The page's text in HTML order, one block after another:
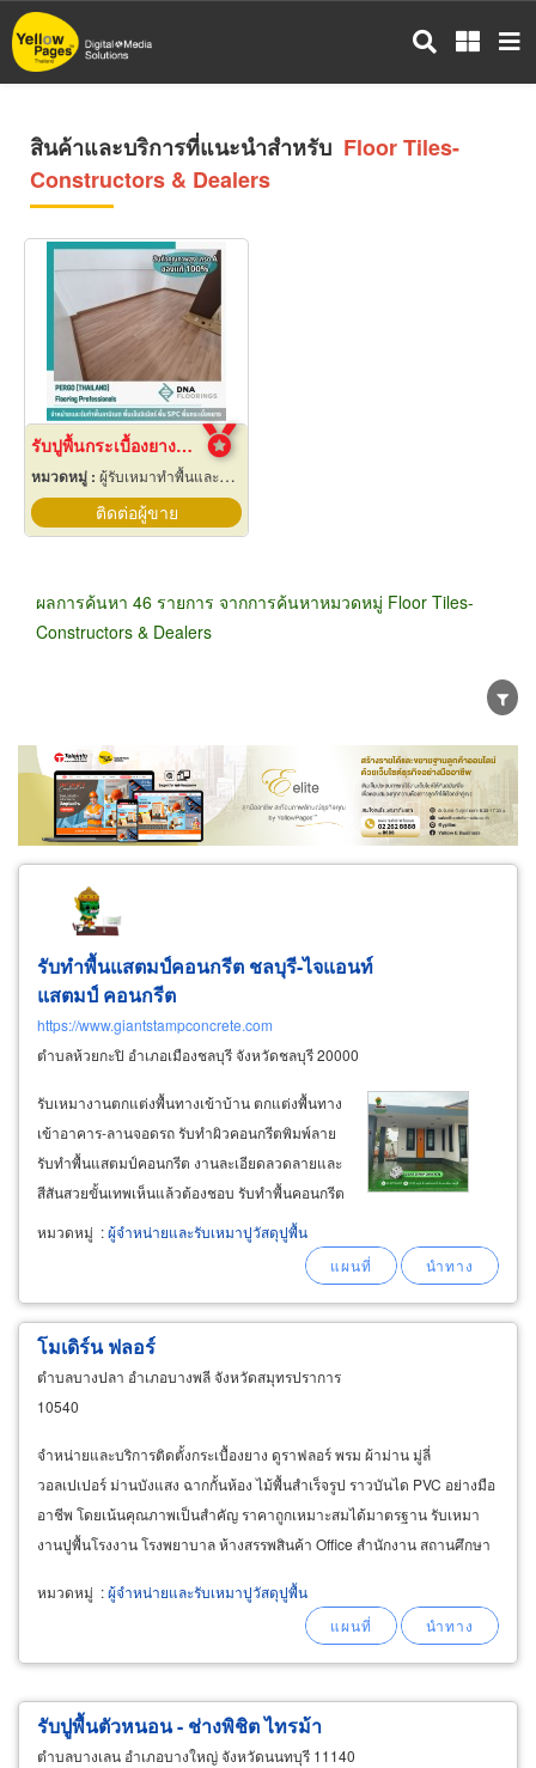
ข้าม
ไป
สินค้าและบริการที่แนะนำสำหรับ Floor Tiles-
Constructors & Dealers
รับปูพื้นกระเบื้องยางลายไม้
หมวดหมู่ : ผู้รับเหมาทำพื้นและทางเดิน
ติดต่อผู้ขาย
ผลการค้นหา 46 รายการ จากการค้นหาหมวดหมู่ Floor Tiles-
Constructors & Dealers
ขายส่ง ขายปลีก ผู้ผลิต
ตัวแทนจัดจำหน่าย
ผู้ส่งออก/นำเข้า
ธุรกิจบริการ
รับทำพื้นแสตมป์คอนกรีต ชลบุรี-ไจแอนท์
แสตมป์ คอนกรีต
https://www.giantstampconcrete.com
ตำบลห้วยกะปิ อำเภอเมืองชลบุรี จังหวัดชลบุรี 20000
รับเหมางานตกแต่งพื้นทางเข้าบ้าน ตกแต่งพื้นทาง
เข้าอาคาร-ลานจอดรถ รับทำผิวคอนกรีตพิมพ์ลาย
รับทำพื้นแสตมป์คอนกรีต งานละเอียดลวดลายและ
สีสันสวยขั้นเทพเห็นแล้วต้องชอบ รับทำพื้นคอนกรีต
พิมพ์ลาย ชลบุรี มีลวดลายต่างๆ สีสันต่างๆ ให้เลือก
เข้ากับบ้านและอาคารมากมาย เหมาะสำหรับ
หมวดหมู่ :ผู้จำหน่ายและรับเหมาปูวัสดุปูพื้น
โมเดิร์น ฟลอร์
ตำบลบางปลา อำเภอบางพลี จังหวัดสมุทรปราการ
10540
จำหน่ายและบริการติดตั้งกระเบื้องยาง ดูราฟลอร์ พรม ผ้าม่าน มู่ลี่
วอลเปเปอร์ ม่านบังแสง ฉากกั้นห้อง ไม้พื้นสำเร็จรูป ราวบันได PVC อย่างมือ
อาชีพ โดยเน้นคุณภาพเป็นสำคัญ ราคาถูกเหมาะสมได้มาตรฐาน รับเหมา
งานปูพื้นโรงงาน โรงพยาบาล ห้างสรรพสินค้า Office สำนักงาน สถานศึกษา
หมวดหมู่ :ผู้จำหน่ายและรับเหมาปูวัสดุปูพื้น
รับปูพื้นตัวหนอน - ช่างพิชิต ไทรม้า
ตำบลบางเลน อำเภอบางใหญ่ จังหวัดนนทบุรี 11140